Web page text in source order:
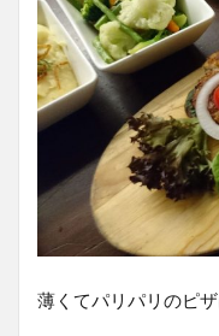
薄くてパリパリのピ